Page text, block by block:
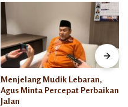
Menjelang Mudik Lebaran,
Agus Minta Percepat Perbaikan
Jalan